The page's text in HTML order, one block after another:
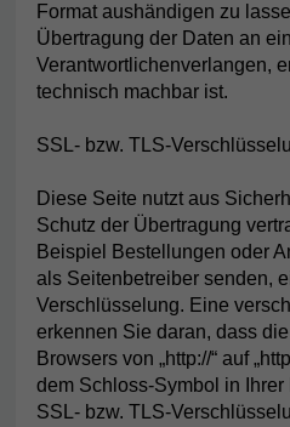
Format aushändigen zu
Übertragung der Daten an
Verantwortlichenverlangen,
technisch machbar ist.
SSL- bzw. TLS-
Diese Seite nutzt aus
Schutz der Übertragung
Beispiel Bestellungen oder
als Seitenbetreiber senden,
Verschlüsselung. Eine
erkennen Sie daran, dass
Browsers von „http://“ auf
dem Schloss-Symbol in
SSL- bzw. TLS-